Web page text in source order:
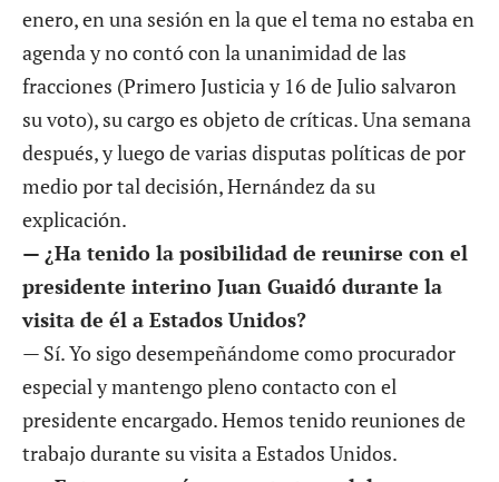
enero, en una sesión en la que el tema no estaba en
agenda y no contó con la unanimidad de las
fracciones (Primero Justicia y 16 de Julio salvaron
su voto), su cargo es objeto de críticas. Una semana
después, y luego de varias disputas políticas de por
medio por tal decisión, Hernández da su
explicación.
— ¿Ha tenido la posibilidad de reunirse con el
presidente interino Juan Guaidó durante la
visita de él a Estados Unidos?
— Sí. Yo sigo desempeñándome como procurador
especial y mantengo pleno contacto con el
presidente encargado. Hemos tenido reuniones de
trabajo durante su visita a Estados Unidos.